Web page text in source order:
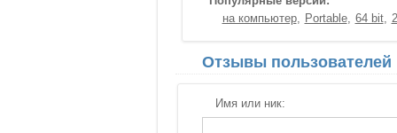
на компьютер
Portable 64 bit
Отзывы пользователей
Имя или ник: